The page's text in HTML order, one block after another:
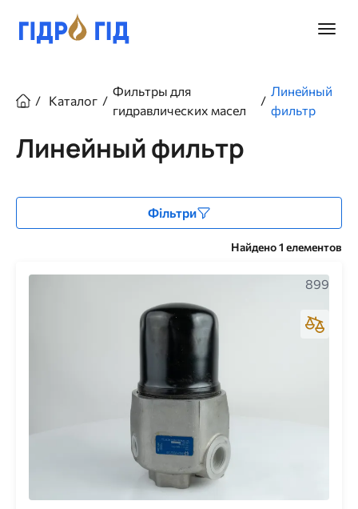
основному
Главное
Строка
навигации
Каталог
Фильтры для
гидравлических масел
Линейный
фильтр
Линейный фильтр
Фільтри
Найдено 1 елементов
899